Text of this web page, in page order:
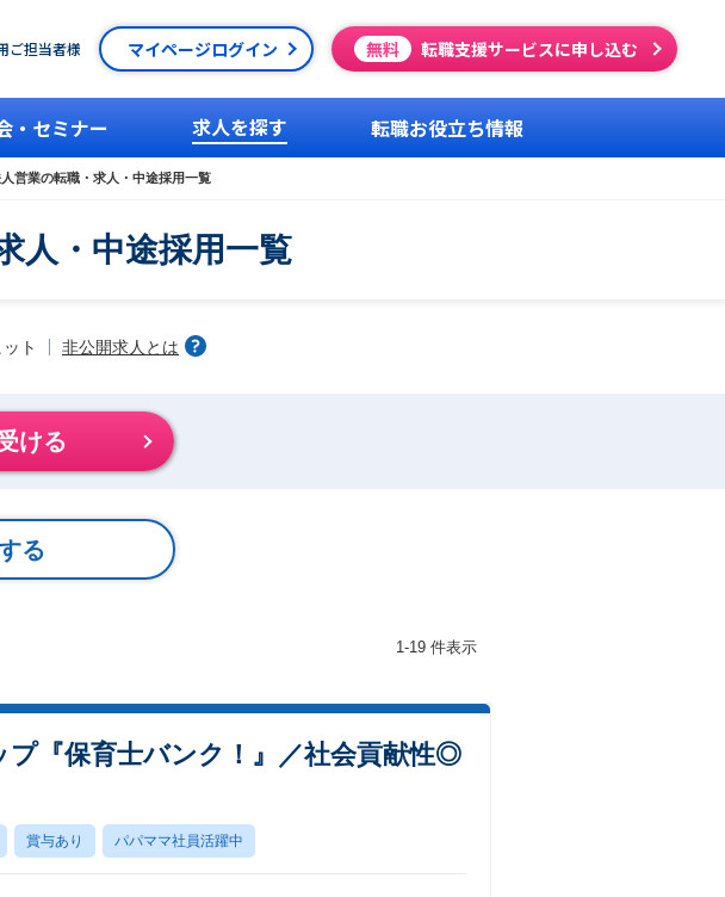
ご担当者様 マイページログイン 無料 転職支援サービスに申し込む
・セミナー 求人を探す 転職お役立ち情報
営業の転職・求人・中途採用一覧
人・中途採用一覧
ト 非公開求人とは
ける
る
1-19 件表示
『保育士バンク！』／社会貢献性◎
賞与あり パパママ社員活躍中